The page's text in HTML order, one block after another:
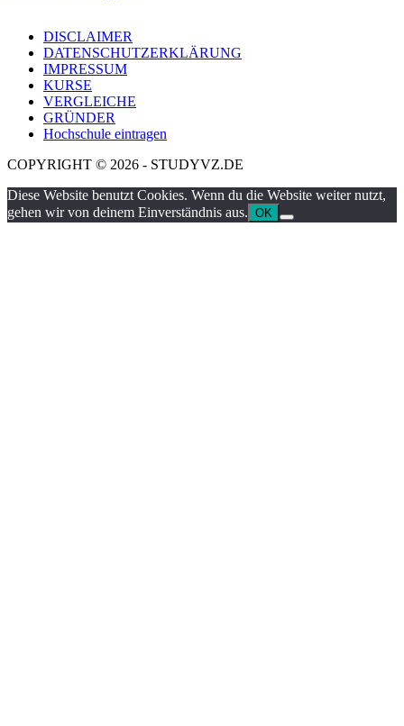
DISCLAIMER
DATENSCHUTZERKLÄRUNG
IMPRESSUM
KURSE
VERGLEICHE
GRÜNDER
Hochschule eintragen
COPYRIGHT © 2026 - STUDYVZ.DE
Diese Website benutzt Cookies. Wenn du die Website weiter nutzt,
gehen wir von deinem Einverständnis aus. OK